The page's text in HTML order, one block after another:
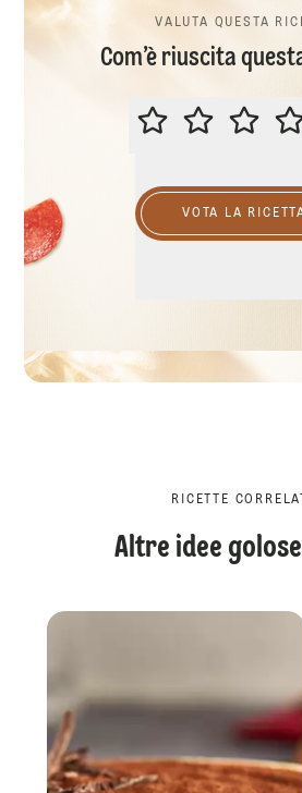
VALUTA QUESTA
Com’è riuscita
VALUTA
VOTA LA
RICETTE
Altre idee